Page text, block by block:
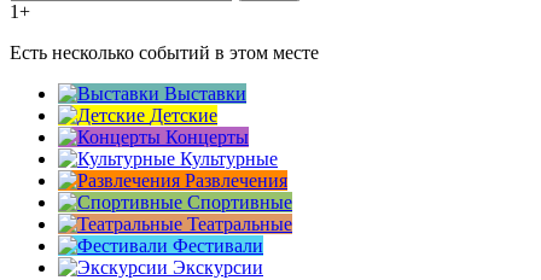
1+
Есть несколько событий в этом месте
Выставки
Детские
Концерты
Культурные
Развлечения
Спортивные
Театральные
Фестивали
Экскурсии